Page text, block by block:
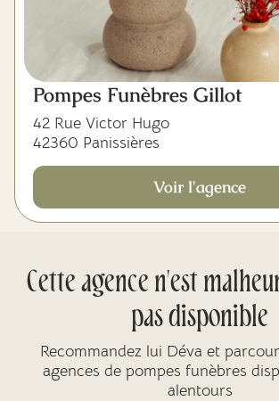
Pompes Funèbres Gillot
42 Rue Victor Hugo
42360 Panissières
Voir l'agence
Cette agence n'est
pas disponible
Recommandez lui Déva et
agences de pompes funèbres
alentours